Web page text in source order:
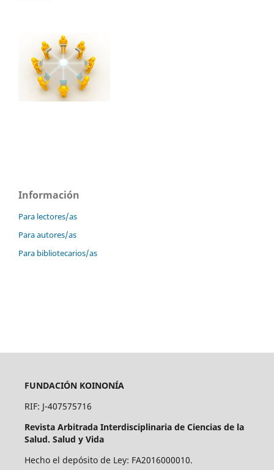
Información
Para lectores/as
Para autores/as
Para bibliotecarios/as
FUNDACIÓN KOINONÍA
RIF: J-407575716
Revista Arbitrada Interdisciplinaria de Ciencias de la
Salud. Salud y Vida
Hecho el depósito de Ley: FA2016000010.